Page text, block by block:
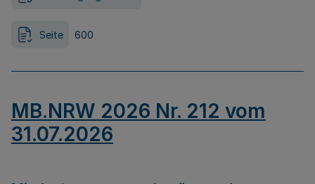
Seite 600
MB.NRW 2026 Nr. 212 vom
31.07.2026